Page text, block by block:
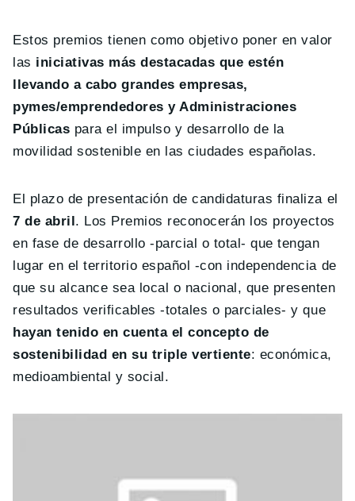
Estos premios tienen como objetivo poner en valor
las iniciativas más destacadas que estén
llevando a cabo grandes empresas,
pymes/emprendedores y Administraciones
Públicas para el impulso y desarrollo de la
movilidad sostenible en las ciudades españolas.
El plazo de presentación de candidaturas finaliza el
7 de abril. Los Premios reconocerán los proyectos
en fase de desarrollo -parcial o total- que tengan
lugar en el territorio español -con independencia de
que su alcance sea local o nacional, que presenten
resultados verificables -totales o parciales- y que
hayan tenido en cuenta el concepto de
sostenibilidad en su triple vertiente: económica,
medioambiental y social.